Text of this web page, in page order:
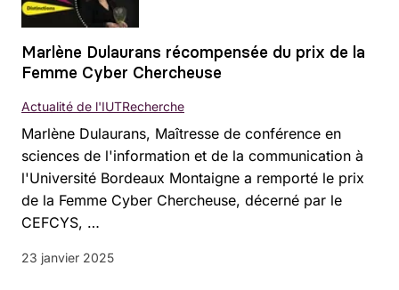
Marlène Dulaurans récompensée du prix de la
Femme Cyber Chercheuse
Marlène Dulaurans, Maîtresse de conférence en
sciences de l'information et de la communication à
l'Université Bordeaux Montaigne a remporté le prix
de la Femme Cyber Chercheuse, décerné par le
CEFCYS, …
Actualité de l'IUTRecherche
23 janvier 2025